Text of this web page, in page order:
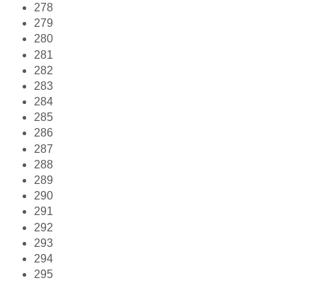
278
279
280
281
282
283
284
285
286
287
288
289
290
291
292
293
294
295